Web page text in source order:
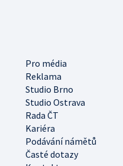
Pro média
Reklama
Studio Brno
Studio Ostrava
Rada ČT
Kariéra
Podávání námětů
Časté dotazy